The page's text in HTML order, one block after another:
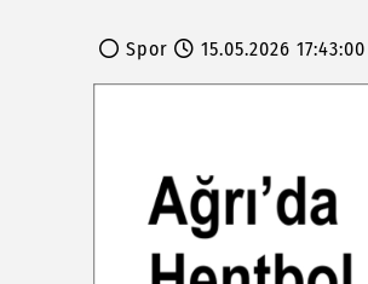
Spor 15.05.2026 17:43:00